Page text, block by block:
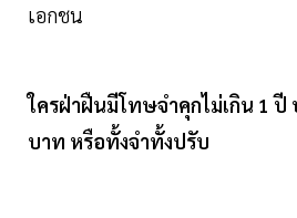
เอกชน
ใครฝ่าฝืนมีโทษจำคุกไม่เกิน 1 ปี
บาท หรือทั้งจำทั้งปรับ